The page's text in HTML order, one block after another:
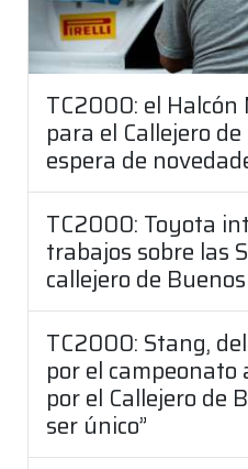
TC2000: el
para el Callejero
espera de
TC2000: Toyota
trabajos sobre las
callejero de
TC2000: Stang,
por el
por el Callejero de
ser único”